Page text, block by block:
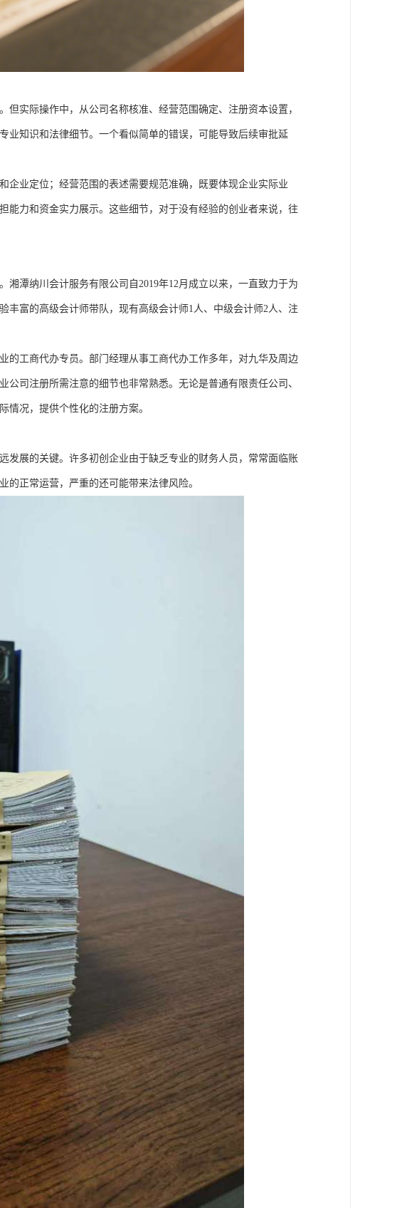
实际操作中，从公司名称核准、经营范围确定、注册资本设置，
业知识和法律细节。一个看似简单的错误，可能导致后续审批延
企业定位；经营范围的表述需要规范准确，既要体现企业实际业
能力和资金实力展示。这些细节，对于没有经验的创业者来说，往
潭纳川会计服务有限公司自2019年12月成立以来，一直致力于为
丰富的高级会计师带队，现有高级会计师1人、中级会计师2人、注
的工商代办专员。部门经理从事工商代办工作多年，对九华及周边
司注册所需注意的细节也非常熟悉。无论是普通有限责任公司、
情况，提供个性化的注册方案。
发展的关键。许多初创企业由于缺乏专业的财务人员，常常面临账
正常运营，严重的还可能带来法律风险。